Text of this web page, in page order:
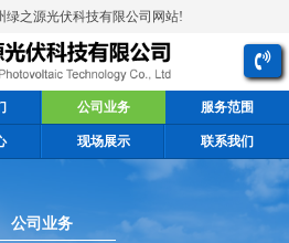
绿之源光伏科技有限公司网站!
公司业务 服务范围
现场展示 联系我们
公司业务